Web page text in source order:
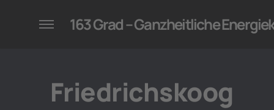
für Unternehmen
163 Grad – Ganzheitliche
Friedrichskoog